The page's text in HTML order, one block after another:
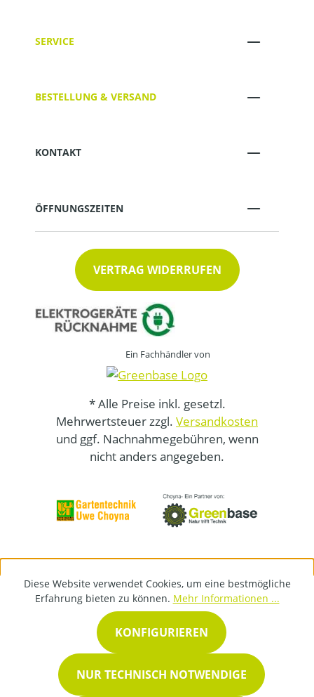
SERVICE
BESTELLUNG & VERSAND
KONTAKT
ÖFFNUNGSZEITEN
VERTRAG WIDERRUFEN
Ein Fachhändler von
* Alle Preise inkl. gesetzl.
Mehrwertsteuer zzgl. Versandkosten
und ggf. Nachnahmegebühren, wenn
nicht anders angegeben.
Diese Website verwendet Cookies, um eine bestmögliche
Erfahrung bieten zu können. Mehr Informationen ...
NUR TECHNISCH NOTWENDIGE
KONFIGURIEREN